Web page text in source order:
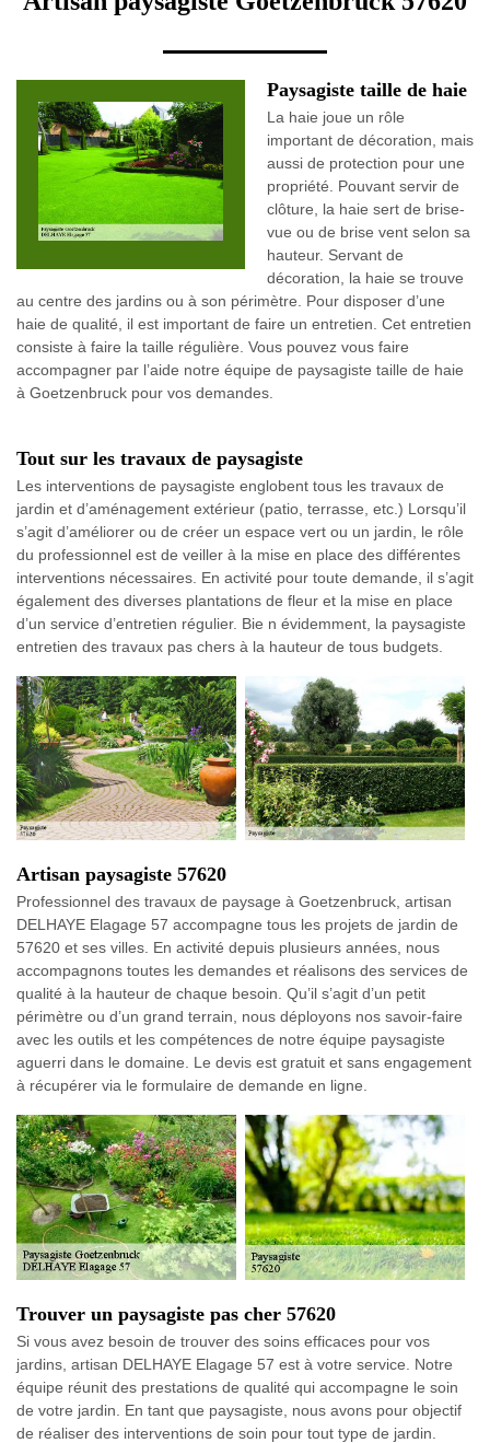
Paysagiste taille de haie
La haie joue un rôle
important de décoration, mais
aussi de protection pour une
propriété. Pouvant servir de
clôture, la haie sert de brise-
vue ou de brise vent selon sa
hauteur. Servant de
décoration, la haie se trouve
au centre des jardins ou à son périmètre. Pour disposer d’une
haie de qualité, il est important de faire un entretien. Cet entretien
consiste à faire la taille régulière. Vous pouvez vous faire
accompagner par l’aide notre équipe de paysagiste taille de haie
à Goetzenbruck pour vos demandes.
Tout sur les travaux de paysagiste
Les interventions de paysagiste englobent tous les travaux de
jardin et d’aménagement extérieur (patio, terrasse, etc.) Lorsqu’il
s’agit d’améliorer ou de créer un espace vert ou un jardin, le rôle
du professionnel est de veiller à la mise en place des différentes
interventions nécessaires. En activité pour toute demande, il s’agit
également des diverses plantations de fleur et la mise en place
d’un service d’entretien régulier. Bie n évidemment, la paysagiste
entretien des travaux pas chers à la hauteur de tous budgets.
Artisan paysagiste 57620
Professionnel des travaux de paysage à Goetzenbruck, artisan
DELHAYE Elagage 57 accompagne tous les projets de jardin de
57620 et ses villes. En activité depuis plusieurs années, nous
accompagnons toutes les demandes et réalisons des services de
qualité à la hauteur de chaque besoin. Qu’il s’agit d’un petit
périmètre ou d’un grand terrain, nous déployons nos savoir-faire
avec les outils et les compétences de notre équipe paysagiste
aguerri dans le domaine. Le devis est gratuit et sans engagement
à récupérer via le formulaire de demande en ligne.
Trouver un paysagiste pas cher 57620
Si vous avez besoin de trouver des soins efficaces pour vos
jardins, artisan DELHAYE Elagage 57 est à votre service. Notre
équipe réunit des prestations de qualité qui accompagne le soin
de votre jardin. En tant que paysagiste, nous avons pour objectif
de réaliser des interventions de soin pour tout type de jardin.